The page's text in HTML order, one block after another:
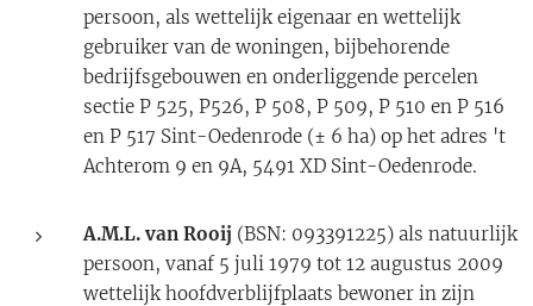
persoon, als wettelijk eigenaar en wettelijk
gebruiker van de woningen, bijbehorende
bedrijfsgebouwen en onderliggende percelen
sectie P 525, P526, P 508, P 509, P 510 en P 516
en P 517 Sint-Oedenrode (± 6 ha) op het adres 't
Achterom 9 en 9A, 5491 XD Sint-Oedenrode.
A.M.L. van Rooij (BSN: 093391225) als natuurlijk
persoon, vanaf 5 juli 1979 tot 12 augustus 2009
wettelijk hoofdverblijfplaats bewoner in zijn